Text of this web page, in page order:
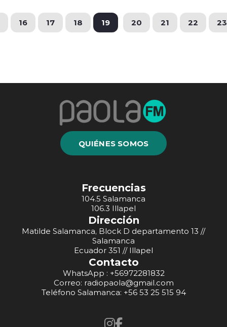
16 17 18 19 20 21 22 23
QUIÉNES SOMOS
Frecuencias
104.5 Salamanca
106.3 Illapel
Dirección
Matilde Salamanca, Block D departamento 13 //
Salamanca
Ecuador 351 // Illapel
Contacto
WhatsApp : +56972281832
Correo: radiopaola@gmail.com
Teléfono Salamanca: +56 53 25 515 94